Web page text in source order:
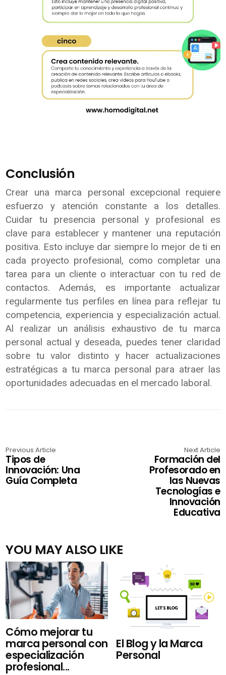
Conclusión
Crear una marca personal excepcional requiere
esfuerzo y atención constante a los detalles.
Cuidar tu presencia personal y profesional es
clave para establecer y mantener una reputación
positiva. Esto incluye dar siempre lo mejor de ti en
cada proyecto profesional, como completar una
tarea para un cliente o interactuar con tu red de
contactos. Además, es importante actualizar
regularmente tus perfiles en línea para reflejar tu
competencia, experiencia y especialización actual.
Al realizar un análisis exhaustivo de tu marca
personal actual y deseada, puedes tener claridad
sobre tu valor distinto y hacer actualizaciones
estratégicas a tu marca personal para atraer las
oportunidades adecuadas en el mercado laboral.
Previous Article
Tipos de
Innovación: Una
Guía Completa
Next Article
Formación del
Profesorado en
las Nuevas
Tecnologías e
Innovación
Educativa
YOU MAY ALSO LIKE
Cómo mejorar tu
marca personal con
especialización
profesional...
El Blog y la Marca
Personal